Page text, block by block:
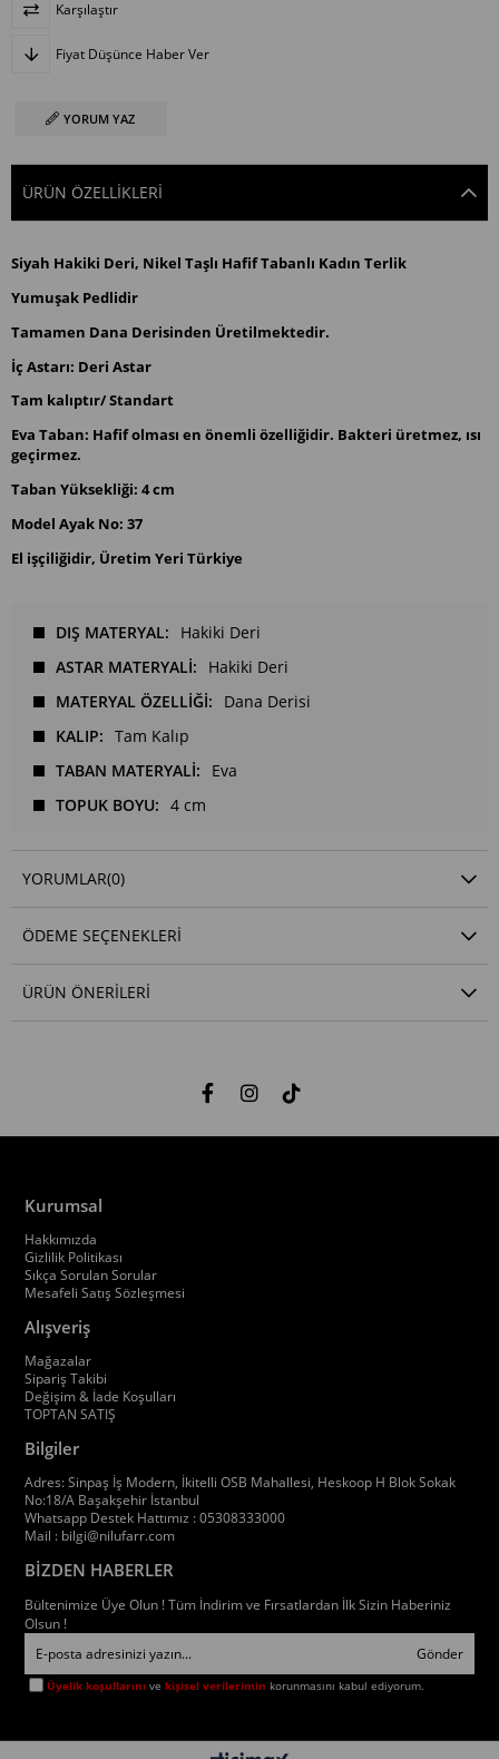
Karşılaştır
Fiyat Düşünce Haber Ver
YORUM YAZ
ÜRÜN ÖZELLIKLERI
Siyah Hakiki Deri, Nikel Taşlı Hafif Tabanlı Kadın Terlik
Yumuşak Pedlidir
Tamamen Dana Derisinden Üretilmektedir.
İç Astarı: Deri Astar
Tam kalıptır/ Standart
Eva Taban: Hafif olması en önemli özelliğidir. Bakteri üretmez, ısı
geçirmez.
Taban Yüksekliği: 4 cm
Model Ayak No: 37
El işçiliğidir, Üretim Yeri Türkiye
DIŞ MATERYAL
Hakiki Deri
ASTAR MATERYALİ
Hakiki Deri
MATERYAL ÖZELLİĞİ
Dana Derisi
KALIP
Tam Kalıp
TABAN MATERYALİ
Eva
TOPUK BOYU
4 cm
YORUMLAR(0)
ÖDEME SEÇENEKLERI
ÜRÜN ÖNERILERI
Kurumsal
Hakkımızda
Gizlilik Politikası
Sıkça Sorulan Sorular
Mesafeli Satış Sözleşmesi
Alışveriş
Mağazalar
Sipariş Takibi
Değişim & İade Koşulları
TOPTAN SATIŞ
Bilgiler
Adres: Sinpaş İş Modern, İkitelli OSB Mahallesi, Heskoop H Blok Sokak
No:18/A Başakşehir İstanbul
Whatsapp Destek Hattımız : 05308333000
Mail : bilgi@nilufarr.com
BİZDEN HABERLER
Bültenimize Üye Olun ! Tüm İndirim ve Fırsatlardan İlk Sizin Haberiniz
Olsun !
Gönder
Üyelik koşullarını vekişisel verilerimin korunmasını kabul ediyorum.